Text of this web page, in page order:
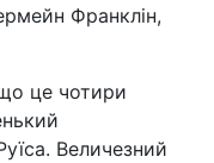
Франклін,
це чотири
Величезний